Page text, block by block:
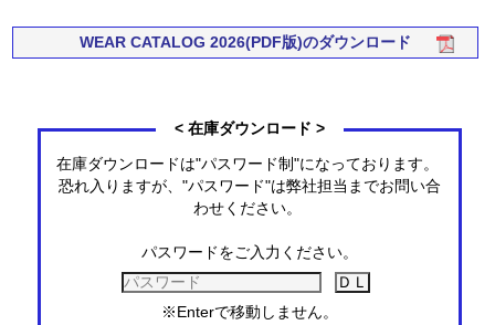
WEAR CATALOG 2026(PDF版)のダウンロード
< 在庫ダウンロード >
在庫ダウンロードは"パスワード制"になっております。
恐れ入りますが、"パスワード"は弊社担当までお問い合
わせください。
パスワードをご入力ください。
※Enterで移動しません。